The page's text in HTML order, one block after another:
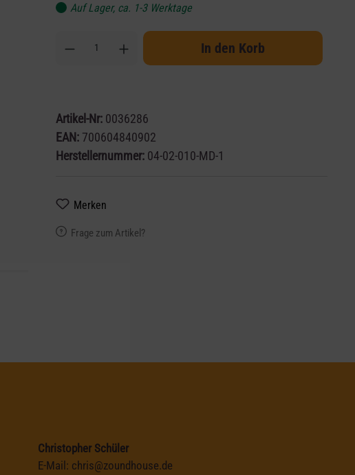
Auf Lager, ca. 1-3 Werktage
In den Korb
Artikel-Nr: 0036286
EAN: 700604840902
Herstellernummer: 04-02-010-MD-1
Merken
Frage zum Artikel?
Christopher Schüler
E-Mail: chris@zoundhouse.de